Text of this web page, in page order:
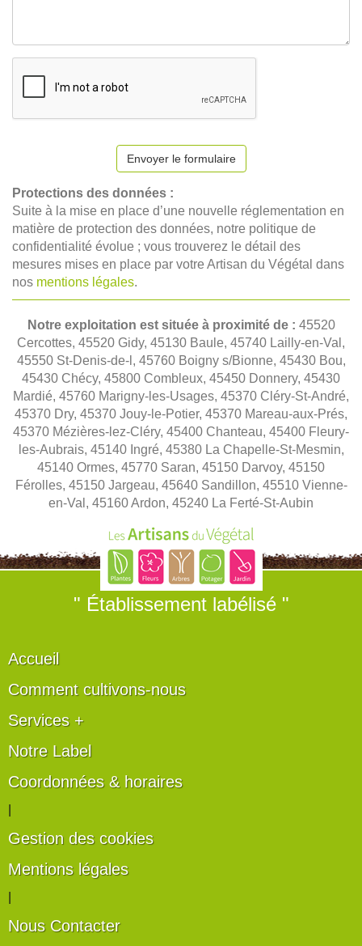
Envoyer le formulaire
Protections des données :
Suite à la mise en place d’une nouvelle réglementation en
matière de protection des données, notre politique de
confidentialité évolue ; vous trouverez le détail des
mesures mises en place par votre Artisan du Végétal dans
nos mentions légales.
Notre exploitation est située à proximité de : 45520
Cercottes, 45520 Gidy, 45130 Baule, 45740 Lailly-en-Val,
45550 St-Denis-de-l, 45760 Boigny s/Bionne, 45430 Bou,
45430 Chécy, 45800 Combleux, 45450 Donnery, 45430
Mardié, 45760 Marigny-les-Usages, 45370 Cléry-St-André,
45370 Dry, 45370 Jouy-le-Potier, 45370 Mareau-aux-Prés,
45370 Mézières-lez-Cléry, 45400 Chanteau, 45400 Fleury-
les-Aubrais, 45140 Ingré, 45380 La Chapelle-St-Mesmin,
45140 Ormes, 45770 Saran, 45150 Darvoy, 45150
Férolles, 45150 Jargeau, 45640 Sandillon, 45510 Vienne-
en-Val, 45160 Ardon, 45240 La Ferté-St-Aubin
" Établissement labélisé "
Accueil
Comment cultivons-nous
Services +
Notre Label
Coordonnées & horaires
Gestion des cookies
Mentions légales
Nous Contacter